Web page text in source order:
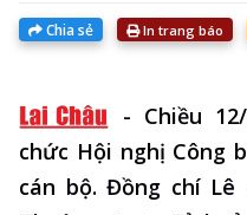
Chia sẻ In trang báo
- Chiều
chức Hội nghị Công
cán bộ. Đồng chí